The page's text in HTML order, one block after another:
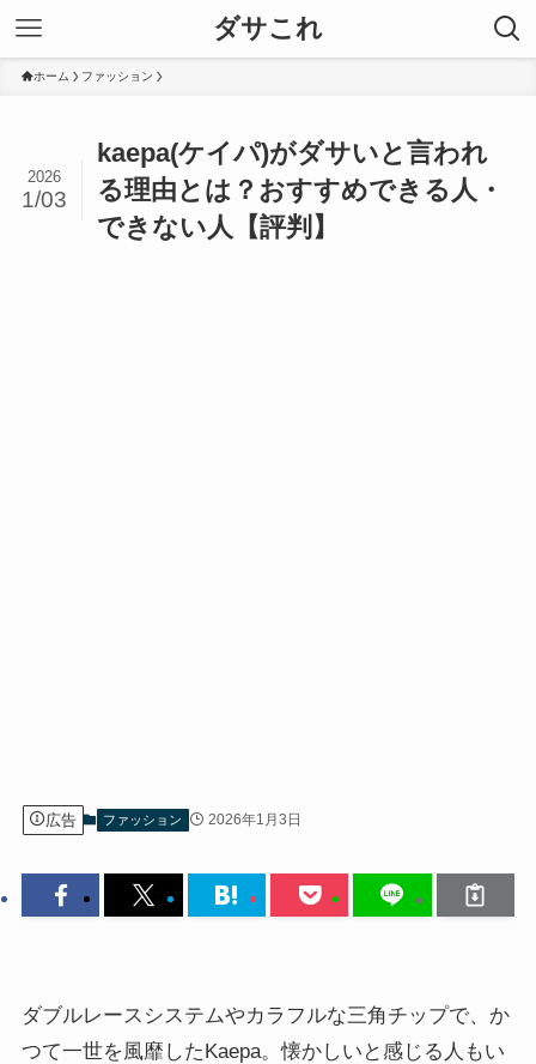
ダサこれ
ホーム ファッション
kaepa(ケイパ)がダサいと言われ
る理由とは？おすすめできる人・
できない人【評判】
2026
1/03
広告 ファッション 2026年1月3日
ダブルレースシステムやカラフルな三角チップで、か
つて一世を風靡したKaepa。懐かしいと感じる人もい